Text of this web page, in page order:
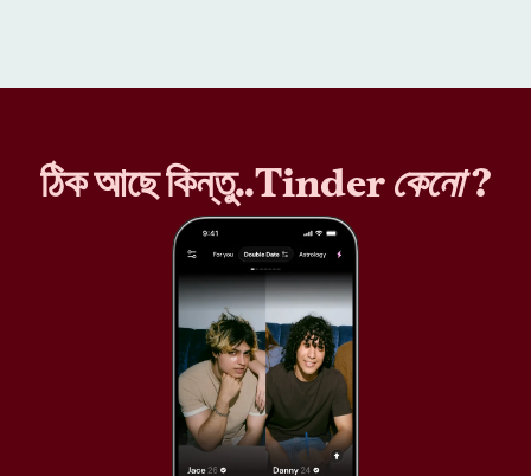
ঠিক আছে কিন্তু..Tinderকেনো?